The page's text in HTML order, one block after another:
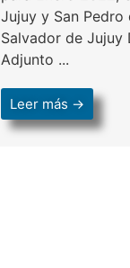
Jujuy y San
Salvador de Jujuy
Adjunto ...
Leer más →